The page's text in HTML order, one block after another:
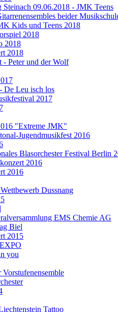
Steinach 09.06.2018 - JMK Teens
beider
Kids und Teens 2018
2018
2018
2018
- Peter und der Wolf
De Leu isch los
2017
"Extreme JMK"
Jugendmusikfest 2016
Blasorchester Festival Berlin
2016
2016
Dussnang
EMS Chemie AG
Biel
2015
you
Vorstufenensemble
Tattoo